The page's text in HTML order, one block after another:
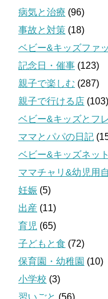
病気と治療 (96)
事故と対策 (18)
ベビー&キッズファ
記念日・催事 (123)
親子で楽しむ (287)
親子で行ける店 (103)
ベビー&キッズとフ
ママとパパの日記
ベビー&キッズネッ
ママチャリ&幼児用
妊娠 (5)
出産 (11)
育児 (65)
子どもと食 (72)
保育園・幼稚園 (10)
小学校 (3)
習いごと (56)